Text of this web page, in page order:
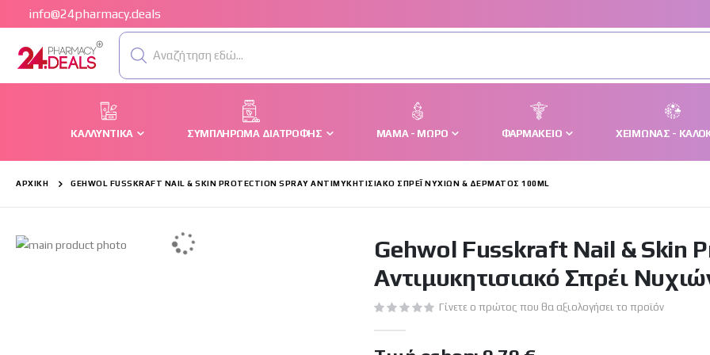
info@24pharmacy.deals
ΚΑΛΛΥΝΤΙΚΆ ΣΥΜΠΛΉΡΩΜΑ ΔΙΑΤΡΟΦΉΣ ΜΑΜΆ - ΜΩΡΌ ΦΑΡΜΑΚΕΊΟ ΧΕΙΜΏΝΑΣ -
Αναζήτηση εδώ...
ΑΡΧΙΚΉ GEHWOL FUSSKRAFT NAIL & SKIN PROTECTION SPRAY ΑΝΤΙΜΥΚΗΤΙΣΙΑΚΌ ΣΠΡΈΙ ΝΥΧΙΏΝ & ΔΈΡΜΑΤΟΣ 100ML
Μετάβαση
Gehwol Fusskraft Nail & Skin
Αντιμυκητισιακό Σπρέι
Γίνετε ο πρώτος που θα αξιολογήσει το προϊόν